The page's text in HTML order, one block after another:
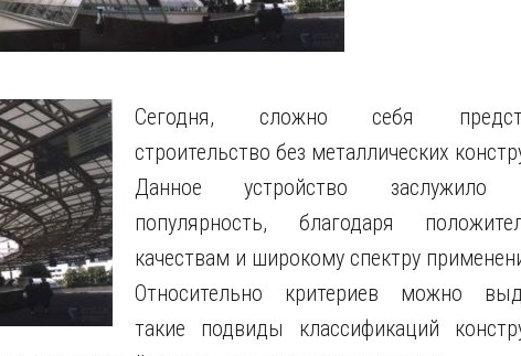
Сегодня, сложно себя
строительство без металлических
Данное устройство заслужило
популярность, благодаря
качествам и широкому спектру
Относительно критериев можно
такие подвиды классификаций